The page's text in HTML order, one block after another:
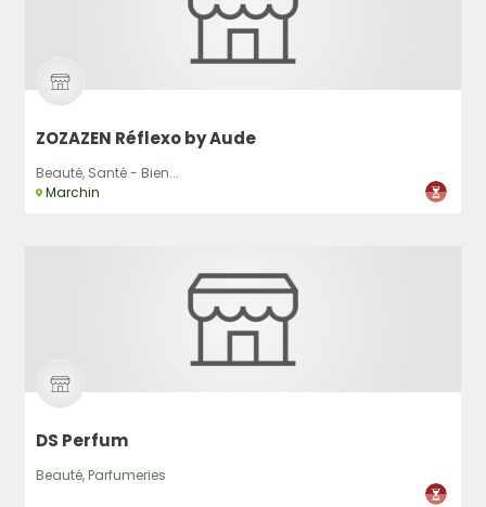
ZOZAZEN Réflexo by Aude
Beauté, Santé - Bien...
Marchin
DS Perfum
Beauté, Parfumeries